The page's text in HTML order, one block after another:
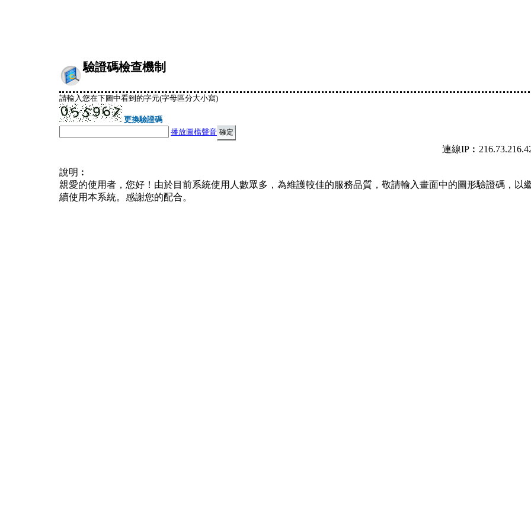
驗證碼檢查機制
請輸入您在下圖中看到的字元(字母區分大小寫)
更換驗證碼
播放圖檔聲音
連線
說明︰
親愛的使用者，您好！由於目前系統使用人數眾多，為維護較佳的服務品質，敬請輸入畫面中的圖形驗證碼，以
續使用本系統。感謝您的配合。